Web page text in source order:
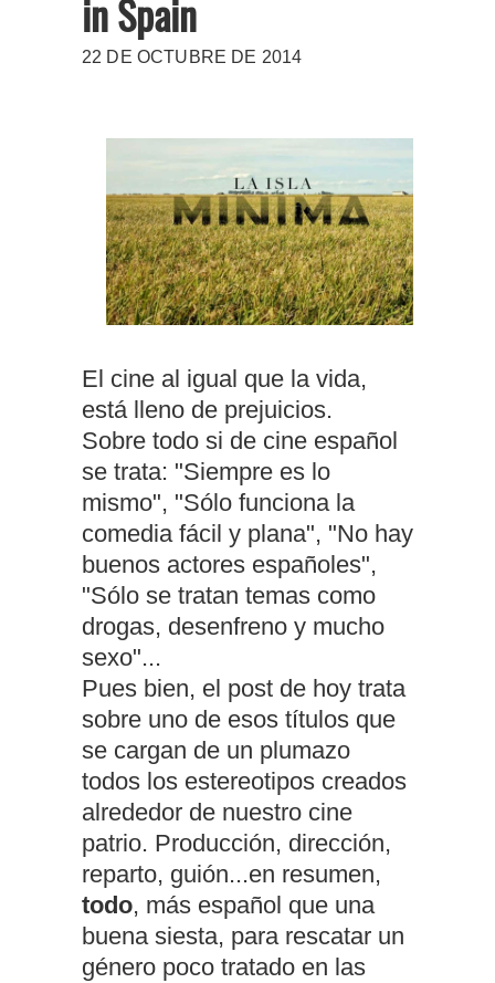
in Spain
22 DE OCTUBRE DE 2014
El cine al igual que la vida,
está lleno de prejuicios.
Sobre todo si de cine español
se trata: "Siempre es lo
mismo", "Sólo funciona la
comedia fácil y plana", "No hay
buenos actores españoles",
"Sólo se tratan temas como
drogas, desenfreno y mucho
sexo"...
Pues bien, el post de hoy trata
sobre uno de esos títulos que
se cargan de un plumazo
todos los estereotipos creados
alrededor de nuestro cine
patrio. Producción, dirección,
reparto, guión...en resumen,
todo, más español que una
buena siesta, para rescatar un
género poco tratado en las